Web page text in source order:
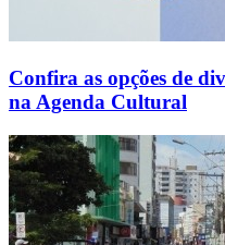
Confira as opções de
na Agenda Cultural